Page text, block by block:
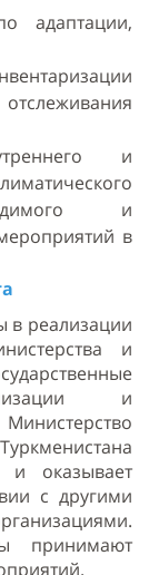
адаптации,
и
и
в
в реализации
и
и
и оказывает
с другими
принимают